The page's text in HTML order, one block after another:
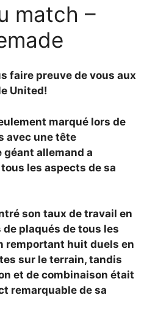
match –
faire preuve de vous aux
United!
marqué lors de
avec une tête
allemand a
les aspects de sa
son taux de travail en
plaqués de tous les
remportant huit duels en
sur le terrain, tandis
et de combinaison était
remarquable de sa